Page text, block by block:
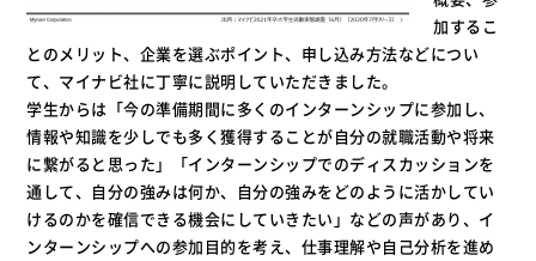
加するこ
とのメリット、企業を選ぶポイント、申し込み方法などについ
て、マイナビ社に丁寧に説明していただきました。
学生からは「今の準備期間に多くのインターンシップに参加し、
情報や知識を少しでも多く獲得することが自分の就職活動や将来
に繋がると思った」「インターンシップでのディスカッションを
通して、自分の強みは何か、自分の強みをどのように活かしてい
けるのかを確信できる機会にしていきたい」などの声があり、イ
ンターンシップへの参加目的を考え、仕事理解や自己分析を進め